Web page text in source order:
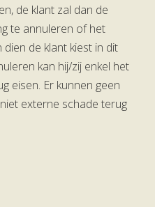
de klant zal dan de
te annuleren of het
de klant kiest in dit
kan hij/zij enkel het
eisen. Er kunnen geen
externe schade terug